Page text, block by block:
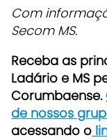
Com
Secom MS.
Receba as
Ladário e MS
Corumbaense.
de nossos
acessando o